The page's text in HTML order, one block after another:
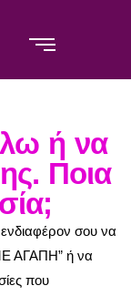
ή να
Ποια
σου να
ΑΓΑΠΗ” ή να
που